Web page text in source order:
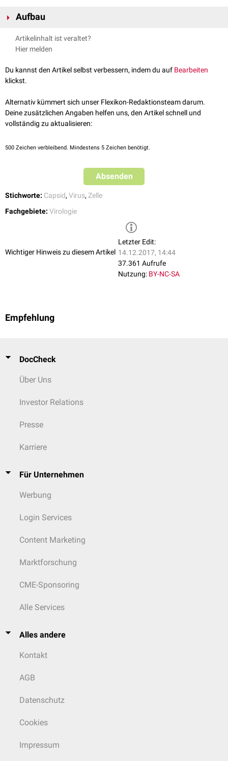
Aufbau
Ein Virion besteht im Normalfall aus einem oder mehreren
Nukleinsäuremolekülen
enzymatische
Funktionen haben, im Virion zu finden.
Artikelinhalt ist veraltet?
Hier melden
Du kannst den Artikel selbst verbessern, indem du auf Bearbeiten
klickst.
Alternativ kümmert sich unser Flexikon-Redaktionsteam darum.
Deine zusätzlichen Angaben helfen uns, den Artikel schnell und
vollständig zu aktualisieren:
500 Zeichen verbleibend. Mindestens 5 Zeichen benötigt.
Absenden
Stichworte: Capsid, Virus, Zelle
Fachgebiete: Virologie
Wichtiger Hinweis zu diesem Artikel
Letzter Edit:
14.12.2017, 14:44
37.361 Aufrufe
Nutzung: BY-NC-SA
Empfehlung
DocCheck
Über Uns
Investor Relations
Presse
Karriere
Für Unternehmen
Werbung
Login Services
Content Marketing
Marktforschung
CME-Sponsoring
Alle Services
Alles andere
Kontakt
AGB
Datenschutz
Cookies
Impressum